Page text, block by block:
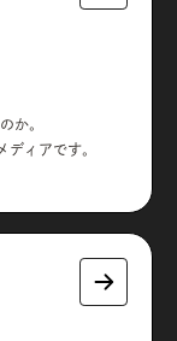
か。
ディアです。